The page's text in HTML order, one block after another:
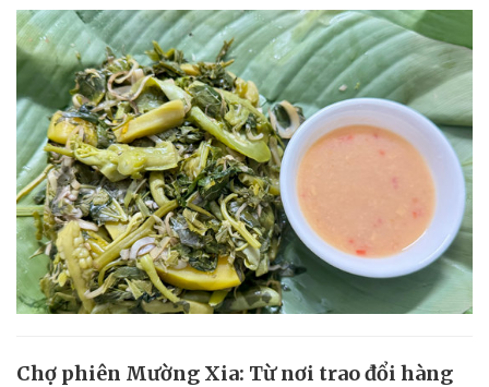
Chợ phiên Mường Xia: Từ nơi trao đổi hàng